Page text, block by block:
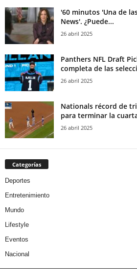
'60 minutos 'Una de
News'. ¿Puede...
26 abril 2025
Panthers NFL Draft
completa de las
26 abril 2025
Nationals récord de
para terminar la
26 abril 2025
Categorías
Deportes
Entretenimiento
Mundo
Lifestyle
Eventos
Nacional